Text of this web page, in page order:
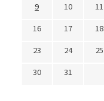
9
10 11
16
17 18
23
24 25
30
31